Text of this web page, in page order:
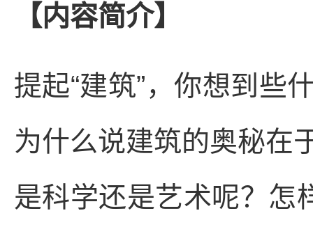
【内容简介】
提起“建筑”，你想到些
为什么说建筑的奥秘在
是科学还是艺术呢？怎